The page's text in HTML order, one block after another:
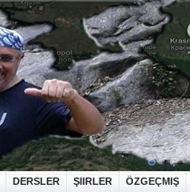
DERSLER ŞIIRLER ÖZGEÇMIŞ